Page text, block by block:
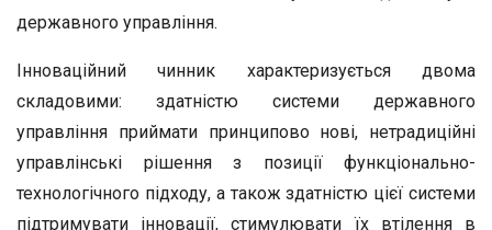
державного управління.
Інноваційний чинник характеризується двома
складовими: здатністю системи державного
управління приймати принципово нові, нетрадиційні
управлінські рішення з позиції функціонально-
технологічного підходу, а також здатністю цієї системи
підтримувати інновації, стимулювати їх втілення в